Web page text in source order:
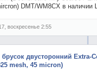
DMT/WM8CX в
воскресенье 2:55
двусторонний Extra-
mesh, 45 micron)